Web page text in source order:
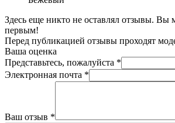
Здесь еще никто не оставлял отзывы. Вы
первым!
Перед публикацией отзывы проходят
Ваша оценка
Представьтесь, пожалуйста *
Электронная почта *
Ваш отзыв *